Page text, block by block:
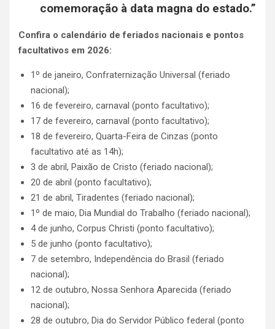
comemoração à data magna do estado.”
Confira o calendário de feriados nacionais e pontos
facultativos em 2026:
1º de janeiro, Confraternização Universal (feriado
nacional);
16 de fevereiro, carnaval (ponto facultativo);
17 de fevereiro, carnaval (ponto facultativo);
18 de fevereiro, Quarta-Feira de Cinzas (ponto
facultativo até as 14h);
3 de abril, Paixão de Cristo (feriado nacional);
20 de abril (ponto facultativo);
21 de abril, Tiradentes (feriado nacional);
1º de maio, Dia Mundial do Trabalho (feriado nacional);
4 de junho, Corpus Christi (ponto facultativo);
5 de junho (ponto facultativo);
7 de setembro, Independência do Brasil (feriado
nacional);
12 de outubro, Nossa Senhora Aparecida (feriado
nacional);
28 de outubro, Dia do Servidor Público federal (ponto